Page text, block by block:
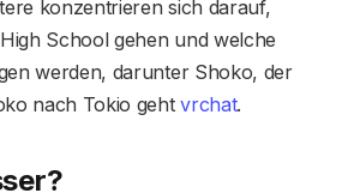
konzentrieren sich darauf,
School gehen und welche
werden, darunter Shoko, der
nach Tokio gehtvrchat.